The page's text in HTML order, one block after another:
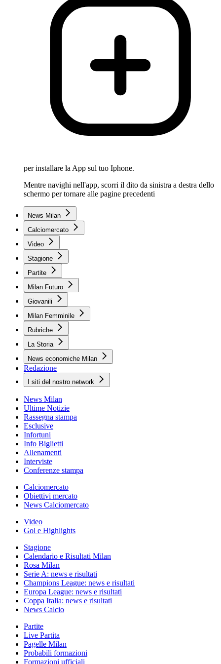
per installare la App sul tuo Iphone.
Mentre navighi nell'app, scorri il dito da sinistra a destra dello
schermo per tornare alle pagine precedenti
News Milan
Calciomercato
Video
Stagione
Partite
Milan Futuro
Giovanili
Milan Femminile
Rubriche
La Storia
News economiche Milan
Redazione
I siti del nostro network
News Milan
Ultime Notizie
Rassegna stampa
Esclusive
Infortuni
Info Biglietti
Allenamenti
Interviste
Conferenze stampa
Calciomercato
Obiettivi mercato
News Calciomercato
Video
Gol e Highlights
Stagione
Calendario e Risultati Milan
Rosa Milan
Serie A: news e risultati
Champions League: news e risultati
Europa League: news e risultati
Coppa Italia: news e risultati
News Calcio
Partite
Live Partita
Pagelle Milan
Probabili formazioni
Formazioni ufficiali